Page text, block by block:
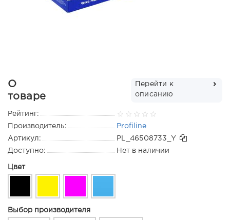
О
товаре
Перейти к
описанию
Рейтинг:
Производитель:
Profiline
Артикул:
PL_46508733_Y
Доступно:
Нет в наличии
Цвет
Выбор производителя